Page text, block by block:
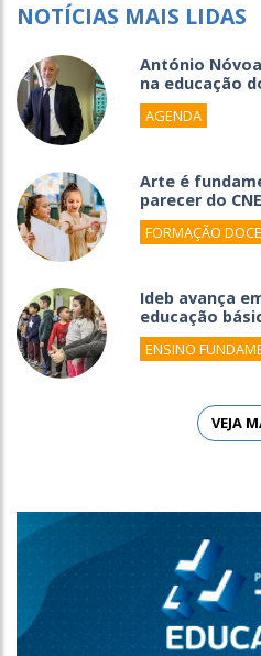
NOTÍCIAS MAIS LIDAS
António
na educação
AGENDA
Arte é
parecer do CNE
FORMAÇÃO
Ideb avança
educação
ENSINO
VEJA